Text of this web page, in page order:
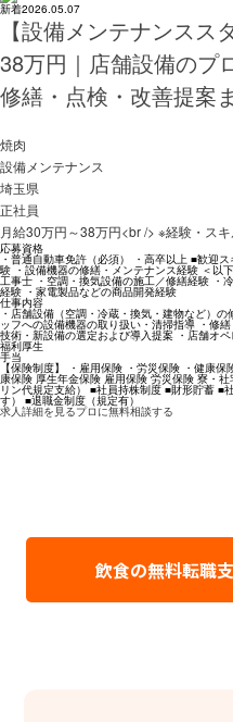
新着2026.05.07
【設備メンテナンスス
38万円｜店舗設備のプ
修繕・点検・改善提案
焼肉
設備メンテナンス
埼玉県
正社員
月給30万円～38万円<br /> ※経験・ス
応募資格
・普通自動車免許（必須） ・高卒以上 ■歓迎
験 ・設備機器の修繕・メンテナンス経験 ＜以
工事士 ・空調・換気設備の施工／修繕経験 ・
経験 ・家電製品などの商品開発経験
仕事内容
・店舗設備（空調・冷蔵・換気・建物など）
ッフへの設備機器の取り扱い・清掃指導 ・修
技術・新設備の選定および導入提案 ・店舗オ
福利厚生
手当
【保険制度】 ・雇用保険 ・労災保険 ・健康
康保険 厚生年金保険 雇用保険 労災保険 寮・
リン代規定支給） ■社員持株制度 ■財形貯蓄 ■
す） ■退職金制度（規定有）
求人詳細を見るプロに無料相談する
飲食の無料転職